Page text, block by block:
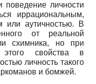
поведение личности
иррациональным,
или аутичностью. В
от реальной
схимника, но при
этого свойства в
личность такого
и бомжей.